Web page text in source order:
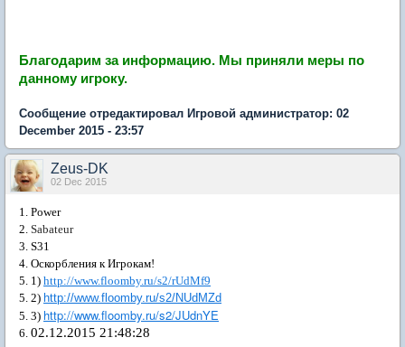
Благодарим за информацию. Мы приняли меры по
данному игроку.
Сообщение отредактировал Игровой администратор: 02
December 2015 - 23:57
Zeus-DK
02 Dec 2015
1. Power
2. Sabateur
3. S31
4. Оскорбления к Игрокам!
5. 1) http://www.floomby.ru/s2/rUdMf9
5. 2) http://www.floomby.ru/s2/NUdMZd
5. 3) http://www.floomby.ru/s2/JUdnYE
6. 02.12.2015 21:48:28